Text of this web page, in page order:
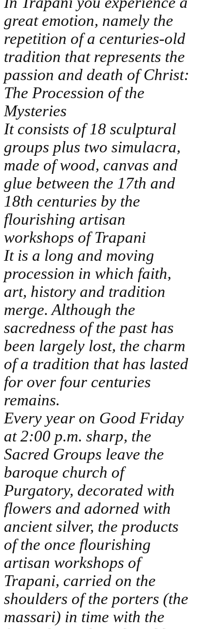
great emotion, namely the
repetition of a centuries-old
tradition that represents the
passion and death of Christ:
The Procession of the
Mysteries
It consists of 18 sculptural
groups plus two simulacra,
made of wood, canvas and
glue between the 17th and
18th centuries by the
flourishing artisan
workshops of Trapani
It is a long and moving
procession in which faith,
art, history and tradition
merge. Although the
sacredness of the past has
been largely lost, the charm
of a tradition that has lasted
for over four centuries
remains.
Every year on Good Friday
at 2:00 p.m. sharp, the
Sacred Groups leave the
baroque church of
Purgatory, decorated with
flowers and adorned with
ancient silver, the products
of the once flourishing
artisan workshops of
Trapani, carried on the
shoulders of the porters (the
massari) in time with the